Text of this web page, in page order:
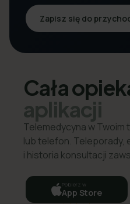
Zapisz się do
Cała
aplikacji
Telemedycyna w
lub telefon.
i historia konsultacji
Pobierz w
App Store